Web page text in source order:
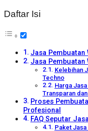
Daftar Isi
Jasa
Jasa Pembuatan
Kelebihan
Techno
Harga
Transparan
Proses
Profesional
FAQ Seputar
Paket